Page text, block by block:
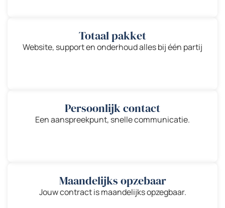
Totaal pakket
Website, support en onderhoud alles bij één partij
Persoonlijk contact
Een aanspreekpunt, snelle communicatie.
Maandelijks opzebaar
Jouw contract is maandelijks opzegbaar.